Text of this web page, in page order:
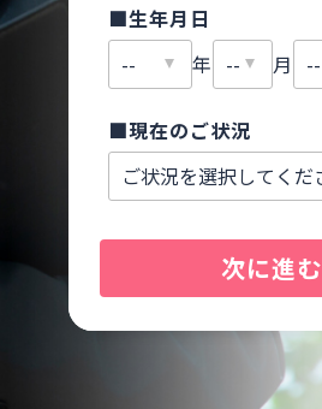
■生年月日
年
月
■現在のご状況
次に進む